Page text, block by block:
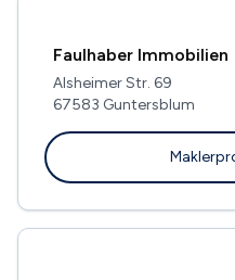
Faulhaber Immobilien
Alsheimer Str. 69
67583 Guntersblum